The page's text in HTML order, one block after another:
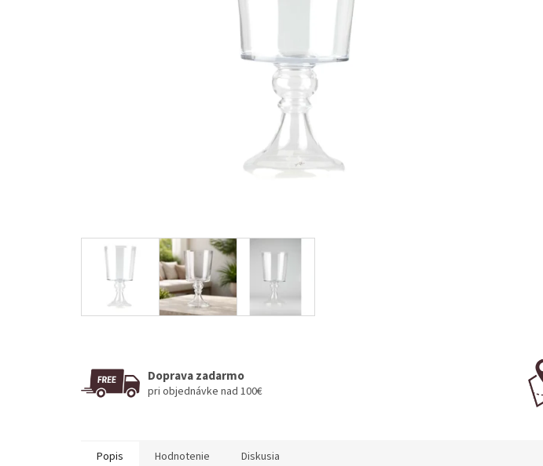
Doprava zadarmo
pri objednávke nad 100€
Popis Hodnotenie Diskusia